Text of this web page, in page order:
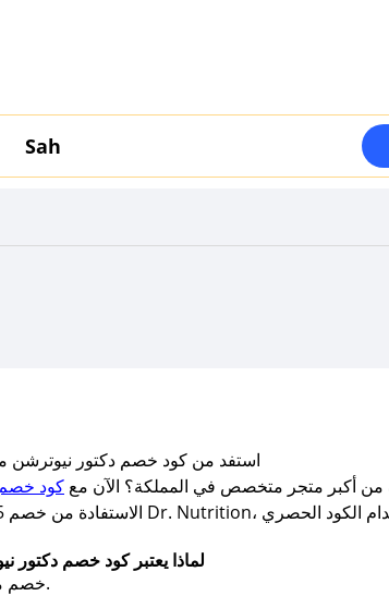
Sah
استفد من كود خصم دكتور نيوترشن
من أكبر متجر متخصص في المملكة؟ الآن مع كود خصم
لماذا يعتبر كود خصم
خصم مباشر بنسبة 5% على كل المنتجات.